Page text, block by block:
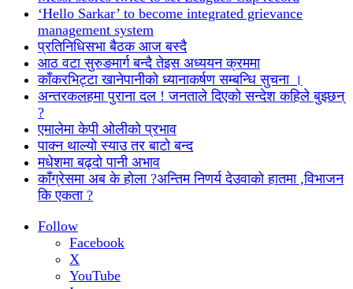
‘Hello Sarkar’ to become integrated grievance
management system
प्रतिनिधिसभा बैठक आज बस्दै
आठ वटा सुरुङमार्ग बन्दै तेइस अध्ययन क्रममा
काँकरभिट्टा खानेपानीको ध्यानाकर्षण सम्बन्धि सुचना ।
अन्तरकलहमा पुराना दल ! जनताले दिएको सन्देश कहिले बुझ्छन्
?
एमालेमा केपी ओलीको प्रभाव
पाक्न थाल्यो स्याउ तर बाटो बन्द
मधेशमा बढ्दो पानी अभाव
काँग्रेसमा अब के होला ?अन्तिम निणर्य देउवाको हातमा ,विभाजन
कि एकता ?
Follow
Facebook
X
YouTube